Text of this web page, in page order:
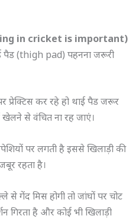
in cricket is important)
(thigh pad) पहनना जरूरी
प्रेक्टिस कर रहे हो थाई पैड जरूर
से वंचित ना रह जाएं।
पर लगती है इससे खिलाड़ी की
रहता है।
से गेंद मिस होगी तो जांघों पर चोट
गिरता है और कोई भी खिलाड़ी